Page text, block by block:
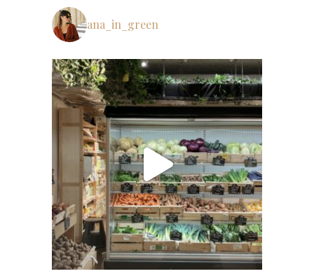
ana_in_green